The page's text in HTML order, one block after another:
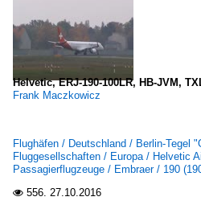
Helvetic, ERJ-190-100LR, HB-JVM,
Frank Maczkowicz
Flughäfen / Deutschland / Berlin-Tegel
Fluggesellschaften / Europa / Helvetic
Passagierflugzeuge / Embraer / 190
 556. 27.10.2016